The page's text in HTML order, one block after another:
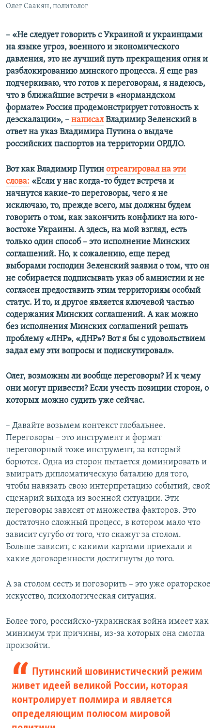
Олег Саакян, политолог
– «Не следует говорить с Украиной и украинцами
на языке угроз, военного и экономического
давления, это не лучший путь прекращения огня и
разблокированию минского процесса. Я еще раз
подчеркиваю, что готов к переговорам, я надеюсь,
что в ближайшие встречи в «нормандском
формате» Россия продемонстрирует готовность к
деэскалации», – написалВладимир Зеленский в
ответ на указ Владимира Путина о выдаче
российских паспортов на территории ОРДЛО.
Вот как Владимир Путин отреагировал на эти
слова: «Если у нас когда-то будет встреча и
начнутся какие-то переговоры, чего я не
исключаю, то, прежде всего, мы должны будем
говорить о том, как закончить конфликт на юго-
востоке Украины. А здесь, на мой взгляд, есть
только один способ – это исполнение Минских
соглашений. Но, к сожалению, еще перед
выборами господин Зеленский заявил о том, что он
не собирается подписывать указ об амнистии и не
согласен предоставить этим территориям особый
статус. И то, и другое является ключевой частью
содержания Минских соглашений. А как можно
без исполнения Минских соглашений решать
проблему «ЛНР», «ДНР»? Вот я бы с удовольствием
задал ему эти вопросы и подискутировал».
Олег, возможны ли вообще переговоры? И к чему
они могут привести? Если учесть позиции сторон, о
которых можно судить уже сейчас.
– Давайте возьмем контекст глобальнее.
Переговоры – это инструмент и формат
переговорный тоже инструмент, за который
борются. Одна из сторон пытается доминировать и
выиграть дипломатическую баталию для того,
чтобы навязать свою интерпретацию событий, свой
сценарий выхода из военной ситуации. Эти
переговоры зависят от множества факторов. Это
достаточно сложный процесс, в котором мало что
зависит сугубо от того, что скажут за столом.
Больше зависит, с какими картами приехали и
какие договоренности достигнуты до того.
А за столом сесть и поговорить – это уже ораторское
искусство, психологическая ситуация.
Более того, российско-украинская война имеет как
минимум три причины, из-за которых она смогла
произойти.
Путинский шовинистический режим
живет идеей великой России, которая
контролирует полмира и является
определяющим полюсом мировой